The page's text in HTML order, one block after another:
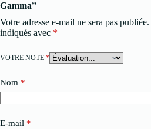
Gamma”
Votre adresse e-mail ne sera pas publiée.
indiqués avec *
VOTRE NOTE *
Nom *
E-mail *